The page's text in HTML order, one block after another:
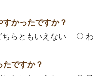
かったですか？
ちらともいえない
わ
たですか？